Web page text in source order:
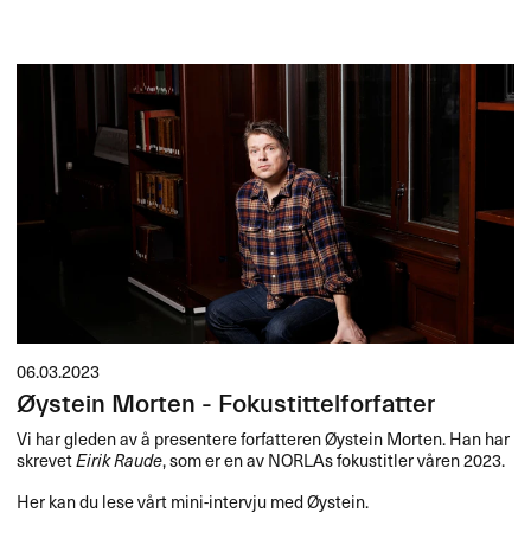
06.03.2023
Øystein Morten - Fokustittelforfatter
Vi har gleden av å presentere forfatteren Øystein Morten. Han har
skrevetEirik Raude, som er en av NORLAs fokustitler våren 2023.
Her kan du lese vårt mini-intervju med Øystein.